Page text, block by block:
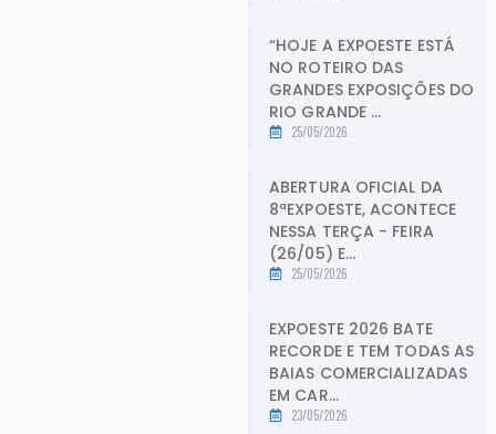
“HOJE A EXPOESTE ESTÁ
NO ROTEIRO DAS
GRANDES EXPOSIÇÕES DO
RIO GRANDE ...
25/05/2026
ABERTURA OFICIAL DA
8ªEXPOESTE, ACONTECE
NESSA TERÇA - FEIRA
(26/05) E...
25/05/2026
EXPOESTE 2026 BATE
RECORDE E TEM TODAS AS
BAIAS COMERCIALIZADAS
EM CAR...
23/05/2026